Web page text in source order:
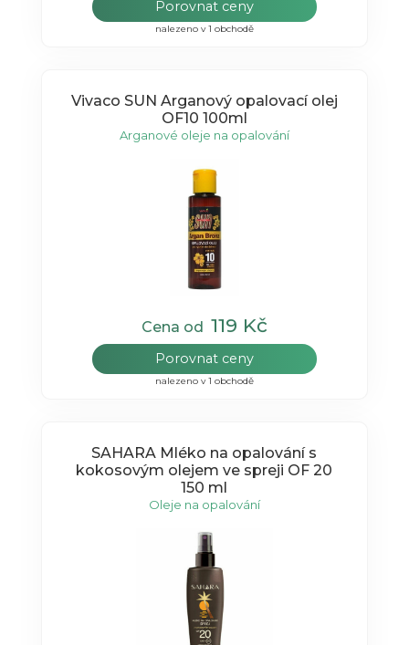
Porovnat ceny
nalezeno v 1 obchodě
Vivaco SUN Arganový opalovací olej
OF10 100ml
Arganové oleje na opalování
Cena od 119 Kč
Porovnat ceny
nalezeno v 1 obchodě
SAHARA Mléko na opalování s
kokosovým olejem ve spreji OF 20
150 ml
Oleje na opalování